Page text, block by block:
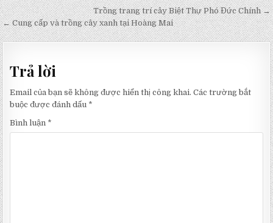
Điều
hướng
bài
viết
Trồng trang trí cây Biệt Thự Phó Đức Chính →
← Cung cấp và trồng cây xanh tại Hoàng Mai
Trả lời
Email của bạn sẽ không được hiển thị công khai. Các trường bắt
buộc được đánh dấu *
Bình luận *